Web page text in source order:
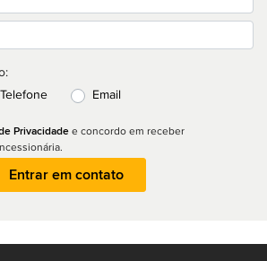
Telefone Email
Privacidade e concordo em receber
Entrar em contato